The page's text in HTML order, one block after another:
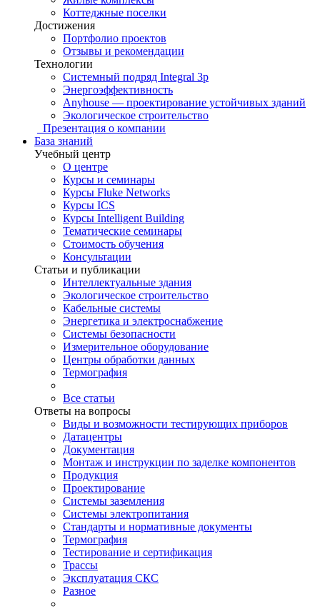
Коттеджные поселки
Достижения
Портфолио проектов
Отзывы и рекомендации
Технологии
Системный подряд Integral 3p
Энергоэффективность
Anyhouse — проектирование устойчивых зданий
Экологическое строительство
Презентация о компании
База знаний
Учебный центр
О центре
Курсы и семинары
Курсы Fluke Networks
Курсы ICS
Курсы Intelligent Building
Тематические семинары
Стоимость обучения
Консультации
Статьи и публикации
Интеллектуальные здания
Экологическое строительство
Кабельные системы
Энергетика и электроснабжение
Системы безопасности
Измерительное оборудование
Центры обработки данных
Термография
Все статьи
Ответы на вопросы
Виды и возможности тестирующих приборов
Датацентры
Документация
Монтаж и инструкции по заделке компонентов
Продукция
Проектирование
Системы заземления
Системы электропитания
Стандарты и нормативные документы
Термография
Тестирование и сертификация
Трассы
Эксплуатация СКС
Разное